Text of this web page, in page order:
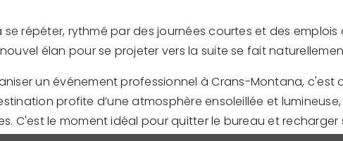
répéter, rythmé par des journées courtes et des emplois
élan pour se projeter vers la suite se fait
un événement professionnel à Crans-Montana,
profite d’une atmosphère ensoleillée et
C'est le moment idéal pour quitter le bureau et recharger